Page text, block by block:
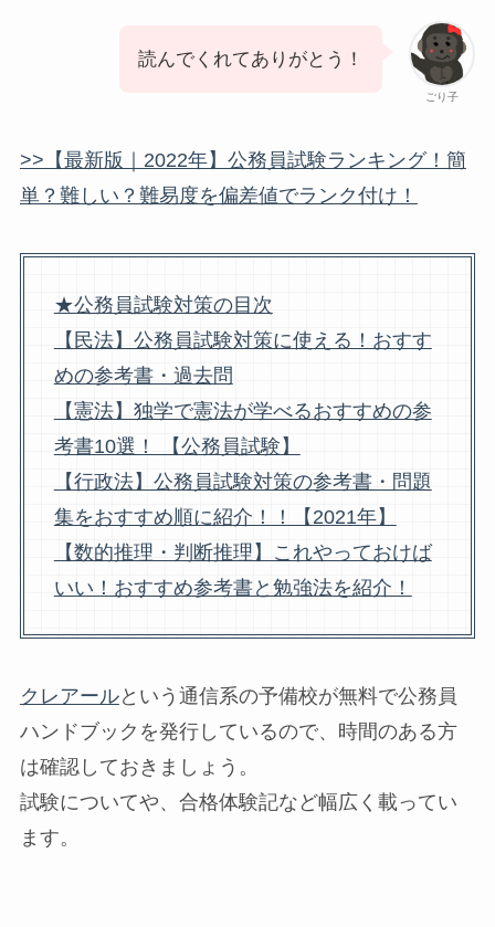
ごり子
読んでくれてありがとう！
>>【最新版｜2022年】公務員試験ランキング！簡
単？難しい？難易度を偏差値でランク付け！
★公務員試験対策の目次
【民法】公務員試験対策に使える！おすす
めの参考書・過去問
【憲法】独学で憲法が学べるおすすめの参
考書10選！ 【公務員試験】
【行政法】公務員試験対策の参考書・問題
集をおすすめ順に紹介！！【2021年】
【数的推理・判断推理】これやっておけば
いい！おすすめ参考書と勉強法を紹介！
クレアールという通信系の予備校が無料で公務員
ハンドブックを発行しているので、時間のある方
は確認しておきましょう。
試験についてや、合格体験記など幅広く載ってい
ます。